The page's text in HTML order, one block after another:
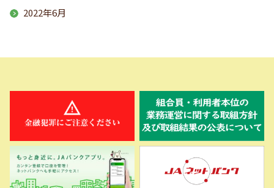
2022年6月